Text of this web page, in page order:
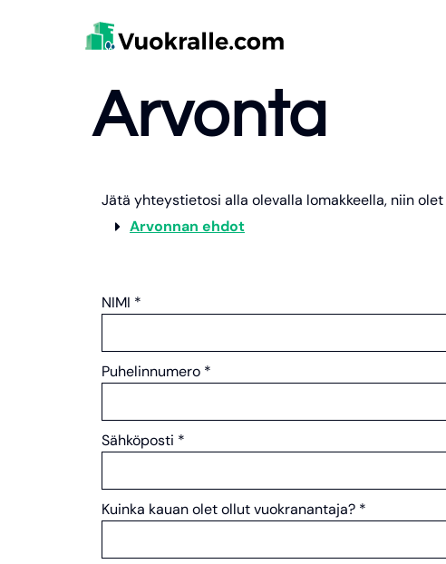
Arvonta
Jätä yhteystietosi alla olevalla lomakkeella, niin
Arvonnan ehdot
NIMI *
Puhelinnumero *
Sähköposti *
Kuinka kauan olet ollut vuokranantaja? *